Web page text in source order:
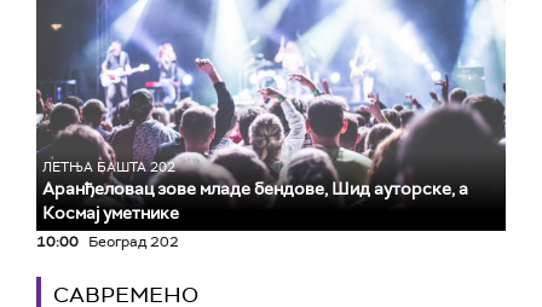
ЛЕТЊА БАШТА 202
Аранђеловац зове младе бендове, Шид ауторске, а
Космај уметнике
10:00 Београд 202
САВРЕМЕНО